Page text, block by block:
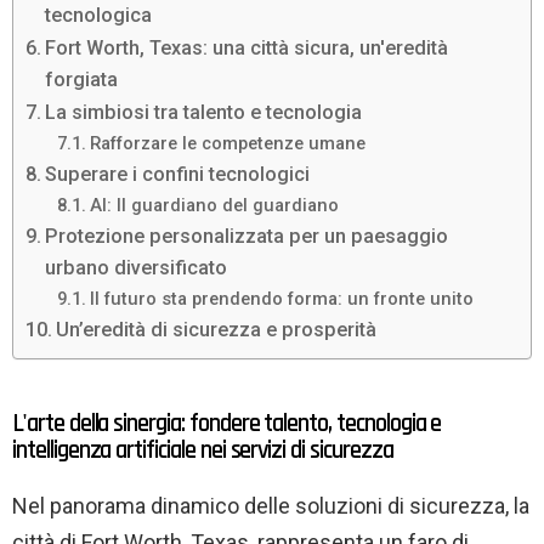
tecnologica
Fort Worth, Texas: una città sicura, un'eredità
forgiata
La simbiosi tra talento e tecnologia
Rafforzare le competenze umane
Superare i confini tecnologici
AI: Il guardiano del guardiano
Protezione personalizzata per un paesaggio
urbano diversificato
Il futuro sta prendendo forma: un fronte unito
Un’eredità di sicurezza e prosperità
L'arte della sinergia: fondere talento, tecnologia e
intelligenza artificiale nei servizi di sicurezza
Nel panorama dinamico delle soluzioni di sicurezza, la